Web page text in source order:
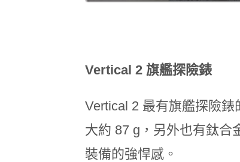
Vertical 2 旗艦探險錶
Vertical 2 最有旗艦探險
大約 87 g，另外也有鈦合
裝備的強悍感。